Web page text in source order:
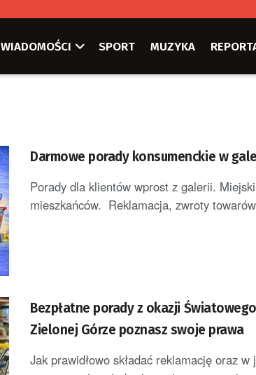
WIADOMOŚCI SPORT MUZYKA
Darmowe porady konsumenckie w
Porady dla klientów wprost z galerii.
mieszkańców. Reklamacja, zwroty
Bezpłatne porady z okazji
Zielonej Górze poznasz swoje prawa
Jak prawidłowo składać reklamację oraz